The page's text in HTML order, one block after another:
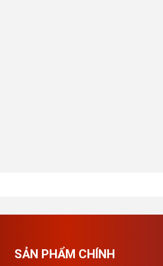
SẢN PHẨM CHÍNH